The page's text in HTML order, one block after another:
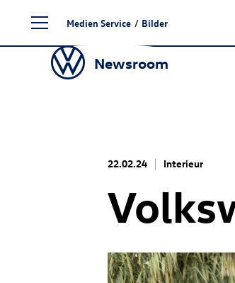
Seiteninhalt
springen
Medien Service / Bilder
Newsroom
22.02.24 Interieur